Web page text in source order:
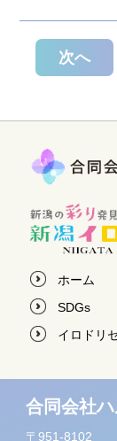
次へ
ホーム
SDGs
イロドリ
合同会社
〒951-8102